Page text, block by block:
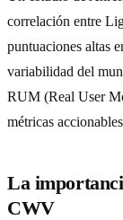
correlación entre
puntuaciones altas
variabilidad del
RUM (Real User
métricas
La
CWV